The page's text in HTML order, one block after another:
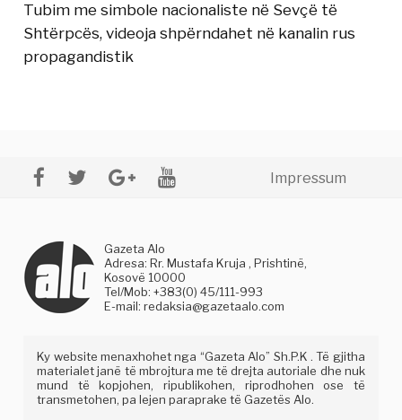
Tubim me simbole nacionaliste në Sevçë të
Shtërpcës, videoja shpërndahet në kanalin rus
propagandistik
Impressum
Gazeta Alo
Adresa: Rr. Mustafa Kruja , Prishtinë,
Kosovë 10000
Tel/Mob: +383(0) 45/111-993
E-mail:redaksia@gazetaalo.com
Ky website menaxhohet nga “Gazeta Alo” Sh.P.K . Të gjitha
materialet janë të mbrojtura me të drejta autoriale dhe nuk
mund të kopjohen, ripublikohen, riprodhohen ose të
transmetohen, pa lejen paraprake të Gazetës Alo.